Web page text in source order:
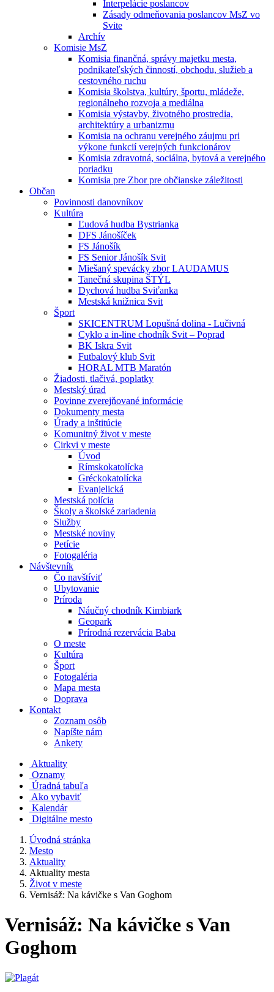
Interpelácie poslancov
Zásady odmeňovania poslancov MsZ vo
Svite
Archív
Komisie MsZ
Komisia finančná, správy majetku mesta,
podnikateľských činností, obchodu, služieb a
cestovného ruchu
Komisia školstva, kultúry, športu, mládeže,
regionálneho rozvoja a mediálna
Komisia výstavby, životného prostredia,
architektúry a urbanizmu
Komisia na ochranu verejného záujmu pri
výkone funkcií verejných funkcionárov
Komisia zdravotná, sociálna, bytová a verejného
poriadku
Komisia pre Zbor pre občianske záležitosti
Občan
Povinnosti danovníkov
Kultúra
Ľudová hudba Bystrianka
DFS Jánošíček
FS Jánošík
FS Senior Jánošík Svit
Miešaný spevácky zbor LAUDAMUS
Tanečná skupina ŠTÝL
Dychová hudba Sviťanka
Mestská knižnica Svit
Šport
SKICENTRUM Lopušná dolina - Lučivná
Cyklo a in-line chodník Svit – Poprad
BK Iskra Svit
Futbalový klub Svit
HORAL MTB Maratón
Žiadosti, tlačivá, poplatky
Mestský úrad
Povinne zverejňované informácie
Dokumenty mesta
Úrady a inštitúcie
Komunitný život v meste
Cirkvi v meste
Úvod
Rímskokatolícka
Gréckokatolícka
Evanjelická
Mestská polícia
Školy a školské zariadenia
Služby
Mestské noviny
Petície
Fotogaléria
Návštevník
Čo navštíviť
Ubytovanie
Príroda
Náučný chodník Kimbiark
Geopark
Prírodná rezervácia Baba
O meste
Kultúra
Šport
Fotogaléria
Mapa mesta
Doprava
Kontakt
Zoznam osôb
Napíšte nám
Ankety
Aktuality
Oznamy
Úradná tabuľa
Ako vybaviť
Kalendár
Digitálne mesto
Úvodná stránka
Mesto
Aktuality
Aktuality mesta
Život v meste
Vernisáž: Na kávičke s Van Goghom
Vernisáž: Na kávičke s Van
Goghom